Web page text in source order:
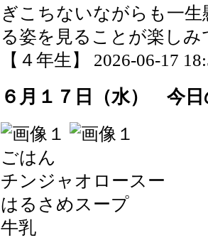
ぎこちないながらも一
る姿を見ることが楽しみ
【４年生】 2026-06-17
６月１７日（水） 今日
ごはん
チンジャオロースー
はるさめスープ
牛乳